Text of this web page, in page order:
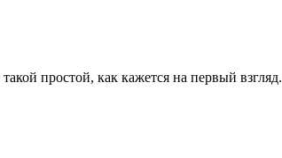
простой, как кажется на первый